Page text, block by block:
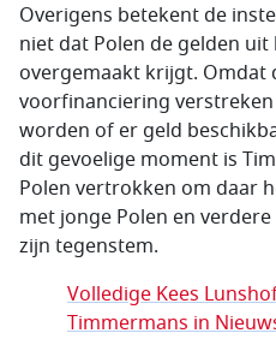
Overigens betekent de
niet dat Polen de gelden
overgemaakt krijgt. Omdat
voorfinanciering
worden of er geld
dit gevoelige moment is
Polen vertrokken om daar
met jonge Polen en
zijn tegenstem.
Volledige Kees
Timmermans in